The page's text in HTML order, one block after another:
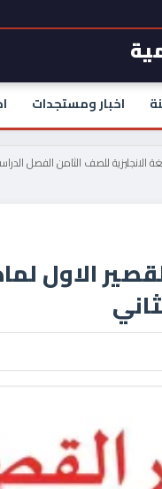
اخبار ومستجدات
الانجليزية للصف الثامن الفصل
الاول